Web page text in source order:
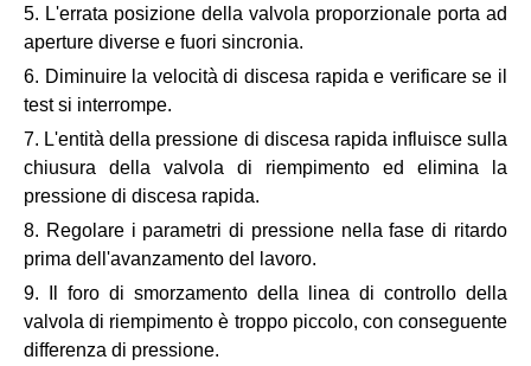
5. L'errata posizione della valvola proporzionale porta ad
aperture diverse e fuori sincronia.
6. Diminuire la velocità di discesa rapida e verificare se il
test si interrompe.
7. L'entità della pressione di discesa rapida influisce sulla
chiusura della valvola di riempimento ed elimina la
pressione di discesa rapida.
8. Regolare i parametri di pressione nella fase di ritardo
prima dell'avanzamento del lavoro.
9. Il foro di smorzamento della linea di controllo della
valvola di riempimento è troppo piccolo, con conseguente
differenza di pressione.